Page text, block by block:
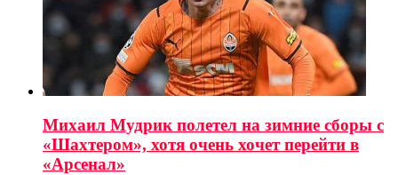
Михаил Мудрик полетел на зимние сборы с
«Шахтером», хотя очень хочет перейти в
«Арсенал»